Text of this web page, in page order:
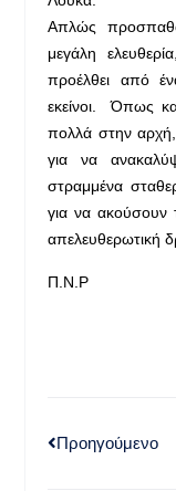
Απλώς
μεγάλη
προέλθει από
εκείνοι. Όπως
πολλά στην αρχή,
για να
στραμμένα
για να ακούσουν
απελευθερωτική
Π.Ν.Ρ
Προηγούμενο